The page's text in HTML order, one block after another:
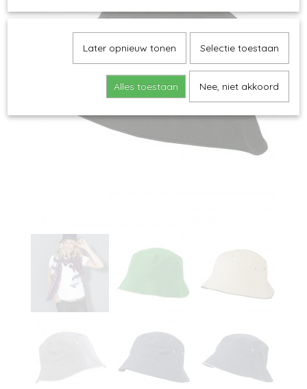
Later opnieuw tonen Selectie toestaan
Alles toestaan Nee, niet akkoord